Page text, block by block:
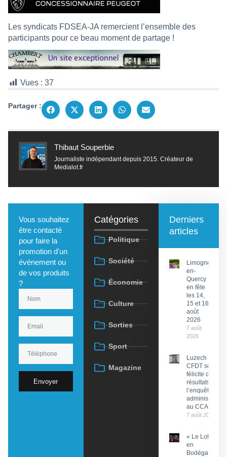
Les syndicats FDSEA-JA remercient l’ensemble des
participants pour ce beau moment de partage !
Vues : 37
Partager :
Thibaut Souperbie
Journaliste indépendant depuis 2015. Créateur de
Medialot.fr
Vous souhaitez
être contacté
pour faire la
promotion d'un
événement ou
de vos produits
?
Envoyer
Catégories
Politique
Société
Économie
Culture
Sorties
Sport
Magazine
Derniers
articles
Limogne-
en-
Quercy
en fête
les 14,
15 et 16
août
2026
7 août
2026
Luzech : La
CFDT se
félicite des
résultats de
l’enquête
administrative
au CCAS
7 août 2026
« Le Lot
en
Bodéga »